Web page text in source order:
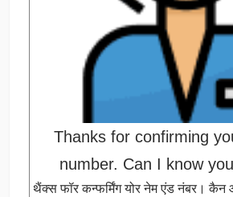
Thanks for confirming
number. Can I know
थैंक्स फॉर कन्फर्मिंग योर नेम एंड नंबर। कैन